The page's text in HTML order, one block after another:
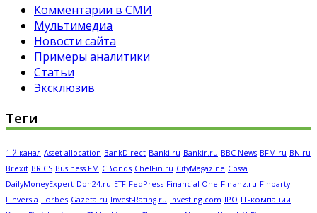
Комментарии в СМИ
Мультимедиа
Новости сайта
Примеры аналитики
Статьи
Эксклюзив
Теги
1-й канал Asset allocation BankDirect Banki.ru Bankir.ru BBC News BFM.ru BN.ru
Brexit BRICS Business FM CBonds ChelFin.ru CityMagazine Cossa
DailyMoneyExpert Don24.ru ETF FedPress Financial One Finanz.ru Finparty
Finversia Forbes Gazeta.ru Invest-Rating.ru Investing.com IPO IT-компании